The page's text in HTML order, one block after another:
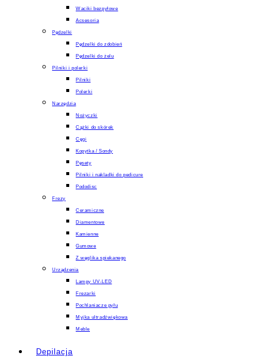
Waciki bezpyłowe
Acsesoria
Pędzelki
Pędzelki do zdobień
Pędzelki do żelu
Pilniki i polerki
Pilniki
Polerki
Narzędzia
Nożyczki
Cążki do skórek
Cęgi
Kopytka / Sondy
Pęsety
Pilniki i nakladki do pedicure
Pododisc
Frezy
Ceramiczne
Diamentowe
Kamienne
Gumowe
Z węglika spiekanego
Urządzenia
Lampy UV-LED
Frezarki
Pochlaniacze pyłu
Myjka ultradźwiękowa
Meble
Depilacja